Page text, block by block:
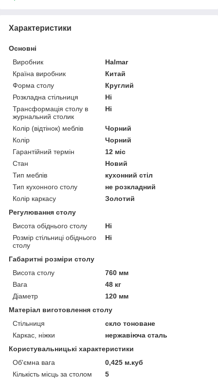
Характеристики
Основні
Виробник
Halmar
Країна виробник
Китай
Форма столу
Круглий
Розкладна стільниця
Ні
Трансформація столу в
журнальний столик
Ні
Колір (відтінок) меблів
Чорний
Колір
Чорний
Гарантійний термін
12 міс
Стан
Новий
Тип меблів
кухонний стіл
Тип кухонного столу
не розкладний
Колір каркасу
Золотий
Регулювання столу
Висота обіднього столу
Ні
Розмір стільниці обіднього
столу
Ні
Габаритні розміри столу
Висота столу
760 мм
Вага
48 кг
Діаметр
120 мм
Матеріал виготовлення столу
Стільниця
скло тоноване
Каркас, ніжки
нержавіюча сталь
Користувальницькі характеристики
Об'ємна вага
0,425 м.куб
Кількість місць за столом
5